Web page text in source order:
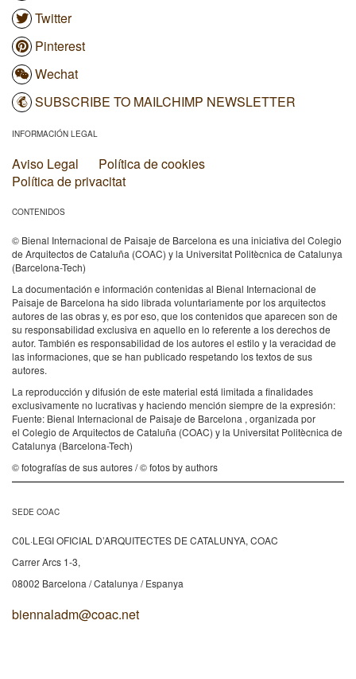
Twitter
Pinterest
Wechat
SUBSCRIBE TO MAILCHIMP NEWSLETTER
INFORMACIÓN LEGAL
Aviso Legal
Política de cookies
Política de privacitat
CONTENIDOS
© Bienal Internacional de Paisaje de Barcelona es una iniciativa del Colegio
de Arquitectos de Cataluña (COAC) y la Universitat Politècnica de Catalunya
(Barcelona-Tech)
La documentación e información contenidas al Bienal Internacional de
Paisaje de Barcelona ha sido librada voluntariamente por los arquitectos
autores de las obras y, es por eso, que los contenidos que aparecen son de
su responsabilidad exclusiva en aquello en lo referente a los derechos de
autor. También es responsabilidad de los autores el estilo y la veracidad de
las informaciones, que se han publicado respetando los textos de sus
autores.
La reproducción y difusión de este material está limitada a finalidades
exclusivamente no lucrativas y haciendo mención siempre de la expresión:
Fuente: Bienal Internacional de Paisaje de Barcelona , organizada por
el Colegio de Arquitectos de Cataluña (COAC) y la Universitat Politècnica de
Catalunya (Barcelona-Tech)
© fotografías de sus autores / © fotos by authors
SEDE COAC
C0L·LEGI OFICIAL D’ARQUITECTES DE CATALUNYA, COAC
Carrer Arcs 1-3,
08002 Barcelona / Catalunya / Espanya
biennaladm@coac.net